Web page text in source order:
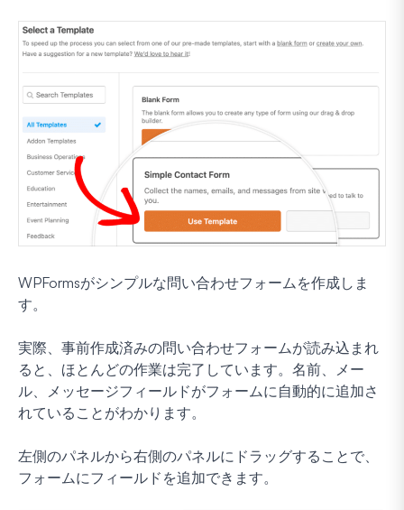
WPFormsがシンプルな問い合わせフォームを作成しま
す。
実際、事前作成済みの問い合わせフォームが読み込まれ
ると、ほとんどの作業は完了しています。名前、メー
ル、メッセージフィールドがフォームに自動的に追加さ
れていることがわかります。
左側のパネルから右側のパネルにドラッグすることで、
フォームにフィールドを追加できます。